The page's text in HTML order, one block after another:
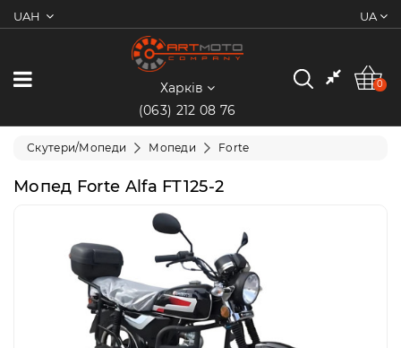
UAH UA
0
Категорії
Мотоцикли
Мопеди
Електротранспорт
Екіпіювання
Харків
(063) 212 08 76
0
Скутери/Мопеди Мопеди Forte
Мопед Forte Alfa FT125-2